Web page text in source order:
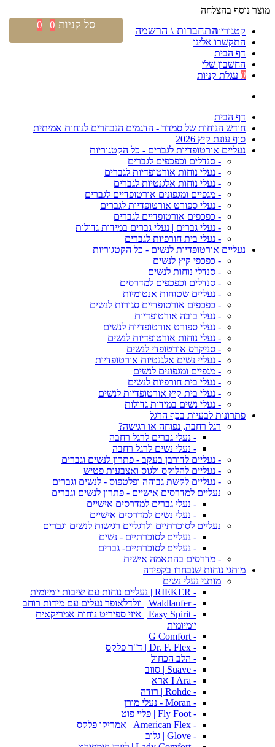
מוצר נוסף בהצלחה
קטגוריות
התקשרו אלינו
דף הבית
החשבון שלי
0 עגלת קניות
דף הבית
חודש הנוחות של סמדר - הדגמים הנבחרים לנוחות אמיתית
סוף עונת קיץ 2026
נעליים אורטופדיות לגברים - כל הקטגוריות
- סנדלים וכפכפים לגברים
- נעלי נוחות אורטופדיות לגברים
- נעלי נוחות אלגנטיות לגברים
- מגפיים ומגפונים אורטופדיים לגברים
- נעלי ספורט אורטופדיות לגברים
- כפכפים אורטופדיים לגברים
- נעלי גברים | נעלי גברים במידות גדולות
- נעלי בית חורפיות לגברים
נעליים אורטופדיות לנשים - כל הקטגוריות
- כפכפי קיץ לנשים
- סנדלי נוחות לנשים
- סנדלים וכפכפים למדרסים
- נעליים שטוחות אנטומיות
- כפכפים אורטופדיים סגורות לנשים
- נעלי בובה אורטופדיות
- נעלי ספורט אורטופדיות לנשים
- נעלי נוחות אורטופדיות לנשים
- סניקרס אורטופדי לנשים
- נעליי נשים אלגנטיות אורטופדיות
- מגפיים ומגפונים לנשים
- נעלי בית חורפיות לנשים
- נעלי בית קיץ אורטופדיות לנשים
- נעלי נשים במידות גדולות
פתרונות לבעיות בכף הרגל
רגל רחבה, נפוחה או רגישה?
- נעלי גברים לרגל רחבה
- נעלי נשים לרגל רחבה
- נעליים לדורבן בעקב - פתרון לנשים וגברים
- נעליים להלוקס ולגוס ואצבעות פטיש
- נעליים לקשת גבוהה ופלטפוס - לנשים וגברים
נעליים למדרסים אישיים - פתרון לנשים וגברים
- נעלי גברים למדרסים אישיים
- נעלי נשים למדרסים אישיים
נעליים לסוכרתיים ולרגליים רגישות לנשים וגברים
- נעליים לסוכרתיים - נשים
- נעליים לסוכרתיים- גברים
- מדרסים בהתאמה אישית
מותגי נוחות שנבחרו בקפידה
מותגי נעלי נשים
- RIEKER | נעליים נוחות עם יציבות יומיומית
- Waldlaufer | וולדלאופר נעלים עם מידות רוחב
- Easy Spirit | איזי ספיריט נוחות אמריקאית
יומיומית
- G Comfort
- Dr. F. Flex | ד"ר פלקס
- הלב הכחול
- Suave | סווב
- I Ara ארא
- Rohde | רודה
- Moran - נעלי מורן
- Fly Foot | פליי פוט
- American Flex | אמריקו פלקס
- Glove | גלוב
התחברות \ הרשמה סל קניות 0
0